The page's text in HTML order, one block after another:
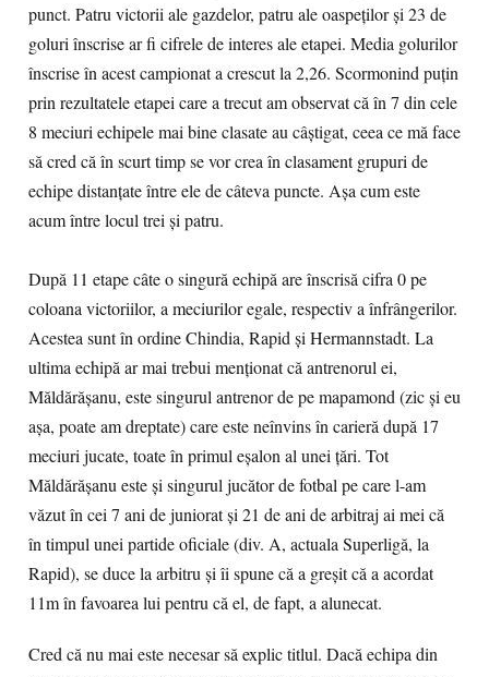
punct. Patru victorii ale gazdelor, patru ale oaspeților și 23 de
goluri înscrise ar fi cifrele de interes ale etapei. Media golurilor
înscrise în acest campionat a crescut la 2,26. Scormonind puțin
prin rezultatele etapei care a trecut am observat că în 7 din cele
8 meciuri echipele mai bine clasate au câștigat, ceea ce mă face
să cred că în scurt timp se vor crea în clasament grupuri de
echipe distanțate între ele de câteva puncte. Așa cum este
acum între locul trei și patru.
După 11 etape câte o singură echipă are înscrisă cifra 0 pe
coloana victoriilor, a meciurilor egale, respectiv a înfrângerilor.
Acestea sunt în ordine Chindia, Rapid și Hermannstadt. La
ultima echipă ar mai trebui menționat că antrenorul ei,
Măldărășanu, este singurul antrenor de pe mapamond (zic și eu
așa, poate am dreptate) care este neînvins în carieră după 17
meciuri jucate, toate în primul eșalon al unei țări. Tot
Măldărășanu este și singurul jucător de fotbal pe care l-am
văzut în cei 7 ani de juniorat și 21 de ani de arbitraj ai mei că
în timpul unei partide oficiale (div. A, actuala Superligă, la
Rapid), se duce la arbitru și îi spune că a greșit că a acordat
11m în favoarea lui pentru că el, de fapt, a alunecat.
Cred că nu mai este necesar să explic titlul. Dacă echipa din